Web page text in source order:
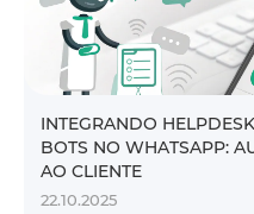
INTEGRANDO
BOTS NO WHATSAPP:
AO CLIENTE
22.10.2025